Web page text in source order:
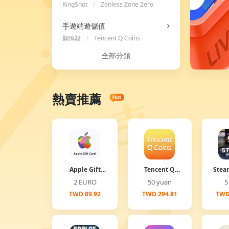
KingShot /
Zenless Zone Zero
手遊端遊儲值
鵝鴨殺 / Tencent Q Coins
全部分類
熱賣推薦
Apple Gift
Card
2 EURO
TWD 89.92
Tencent Q
Coins
50 yuan
TWD 294.81